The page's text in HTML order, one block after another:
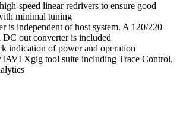
speed linear redrivers to ensure good
minimal tuning
is independent of host system. A 120/220
out converter is included
indication of power and operation
Xgig tool suite including Trace Control,